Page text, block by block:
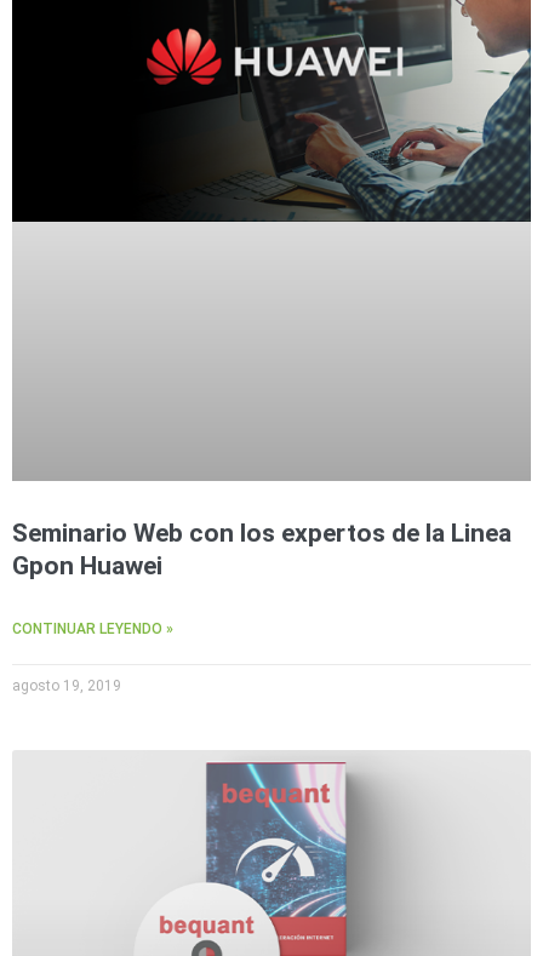
Seminario Web con los expertos de la Linea
Gpon Huawei
CONTINUAR LEYENDO »
agosto 19, 2019